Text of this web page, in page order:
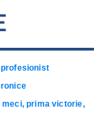
meci, prima victorie,